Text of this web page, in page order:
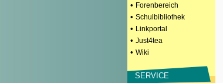
• Forenbereich
• Schulbibliothek
• Linkportal
• Just4tea
• Wiki
SERVICE